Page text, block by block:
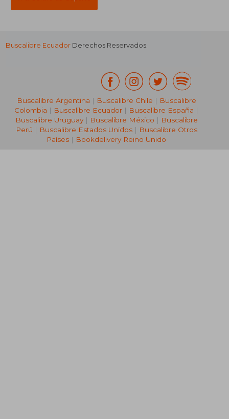
Buscalibre Ecuador Derechos Reservados.
Buscalibre Argentina | Buscalibre Chile | Buscalibre
Colombia | Buscalibre Ecuador | Buscalibre España |
Buscalibre Uruguay| Buscalibre México | Buscalibre
Perú | Buscalibre Estados Unidos| Buscalibre Otros
Países | Bookdelivery Reino Unido